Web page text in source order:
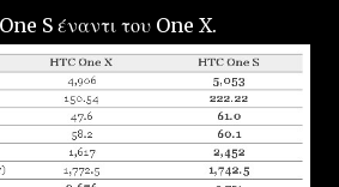
S έναντι του One X.